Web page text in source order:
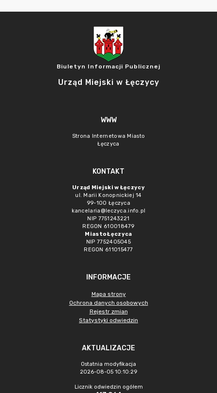
Biuletyn Informacji Publicznej
Urząd Miejski w Łęczycy
WWW
Strona Internetowa Miasto
Łęczyca
KONTAKT
Urząd Miejski w Łęczycy
ul. Marii Konopnickiej 14
99-100 Łęczyca
kancelaria@leczyca.info.pl
NIP 7751243221
REGON 610018479
Miasto Łęczyca
NIP 7752405045
REGON 611015477
INFORMACJE
Mapa strony
Ochrona danych osobowych
Rejestr zmian
Statystyki odwiedzin
AKTUALIZACJE
Ostatnia modyfikacja
2026-08-05 10:10:29
Licznik odwiedzin ogółem